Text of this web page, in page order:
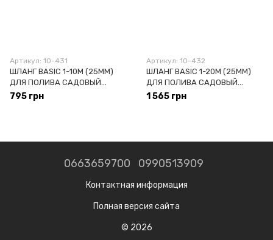
Артикул: 10-431
ШЛАНГ BASIC 1-10М (25ММ)
ДЛЯ ПОЛИВА САДОВЫЙ
СELLFAST 10-431
795 грн
Артикул: 10-432
ШЛАНГ BASIC 1-20М (25ММ)
ДЛЯ ПОЛИВА САДОВЫЙ
СELLFAST 10-432
1 565 грн
0663659700 0990513909
Контактная информация
Полная версия сайта
© 2026